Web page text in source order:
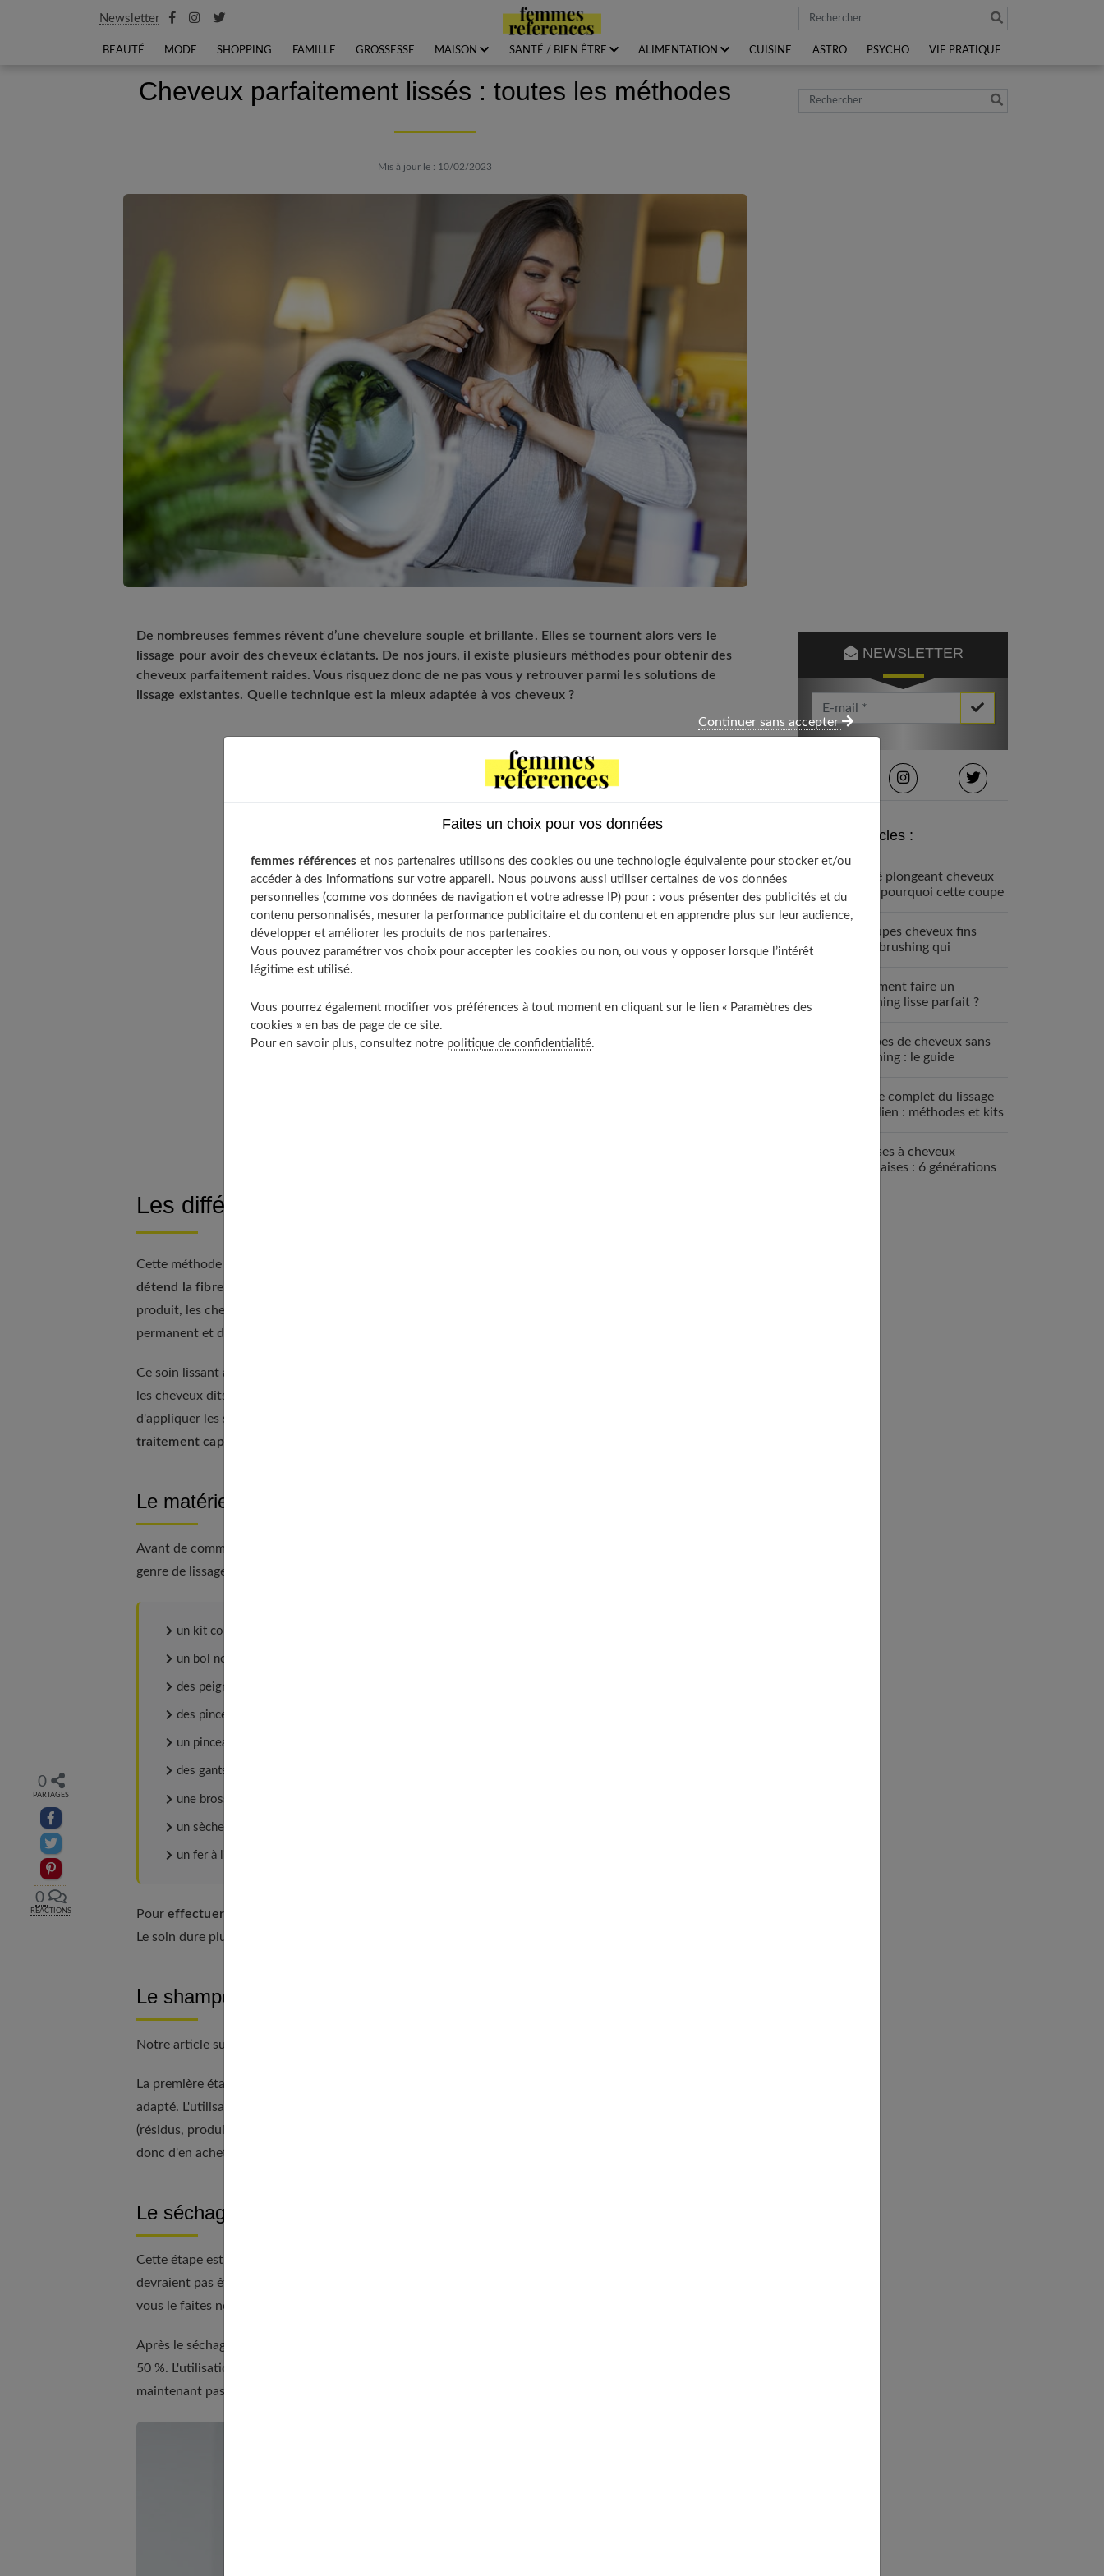
Newsletter Rechercher
BEAUTÉ MODE SHOPPING FAMILLE GROSSESSE MAISON SANTÉ / BIEN ÊTRE ALIMENTATION CUISINE ASTRO PSYCHO VIE PRATIQUE
Cheveux parfaitement lissés : toutes les méthodes
Mis à jour le : 10/02/2023
De nombreuses femmes rêvent d’une chevelure souple et brillante. Elles se tournent alors vers le
lissage pour avoir des cheveux éclatants. De nos jours, il existe plusieurs méthodes pour obtenir des
cheveux parfaitement raides. Vous risquez donc de ne pas vous y retrouver parmi les solutions de
lissage existantes. Quelle technique est la mieux adaptée à vos cheveux ?
0
PARTAGES
Partager sur facebook
Partager sur Twitter
Epingler sur Pinterest
0
RÉACTIONS
Le matériel pour réaliser un lissage brésilien
Le séchage
L’application du lissage brésilien
Le brushing et le lissage
Zoom sur la méthode japonaise
Le lissage au tanin, qu’est-ce que c’est ?
Le lissage français
Un nouveau soin dans le domaine : la méthode Luxter
Les différentes étapes du lissage brésilien
Cette méthode est considérée comme la star des lissages. Il s'agit d'
détend la fibre capillaire
produit, les cheveux sont disciplinés, souples, très doux et brillants. Le lissage brésilien est semi-
permanent et dure entre 3 et 5 mois.
Ce soin lissant à la kératine convient aux cheveux naturels, colorés ou méchés. Il est aussi parfait pour
les cheveux dits « vaporeux » ou « mousseux », car il lutte contre les frisottis et l'humidité. Évitez
d'appliquer les soins de
traitement capillaire à la maison
Le matériel pour réaliser un lissage brésilien
Avant de commencer l'opération, il est primordial d'avoir à disposition les outils indispensables pour ce
genre de lissage. Ainsi, vous devez vous équiper des accessoires suivants :
un kit complet de lissage brésilien,
un bol non métallique,
des peignes,
des pinces sépare-mèches non métalliques,
un pinceau,
des gants de protection,
une brosse à brushing,
un sèche-cheveux,
un fer à lisser.
Pour effectuer un lissage brésilien à la maison
Le soin dure plusieurs heures.
Le shampoing clarifiant
Notre article sur
La première étape de ce type de traitement capillaire est le nettoyage des cheveux avec un shampoing
adapté. L'utilisation d'un shampoing clarifiant est primordiale. Il assure un nettoyage parfait des cheveux
(résidus, produits coiffants…)
donc d'en acheter ainsi que tous les accessoires précités.
Le séchage
Cette étape est un peu plus compliquée, car une fois le shampoing clarifiant effectué, les cheveux ne
devraient pas être trop humides ou trop secs. Pour procéder au séchage, utilisez une serviette comme
vous le faites normalement. Lorsque vous sentez que l'eau du nettoyage ne coule plus, enlevez-la.
Après le séchage, vous devez attendre un peu avant de poursuivre. La chevelure doit sécher à environ
50 %. L'utilisation d'
maintenant passer à l'application du soin lissant.
Rechercher
NEWSLETTER
Votre Email *
Derniers articles :
Carré plongeant cheveux
fins : pourquoi cette coupe
7 coupes cheveux fins
sans brushing qui
Comment faire un
brushing lisse parfait ?
Coupes de cheveux sans
brushing : le guide
Guide complet du lissage
brésilien : méthodes et kits
Brosses à cheveux
françaises : 6 générations
Faites un choix pour vos données
femmes références et nos partenaires utilisons des cookies ou une technologie équivalente pour stocker et/ou
accéder à des informations sur votre appareil. Nous pouvons aussi utiliser certaines de vos données
personnelles (comme vos données de navigation et votre adresse IP) pour : vous présenter des publicités et du
contenu personnalisés, mesurer la performance publicitaire et du contenu et en apprendre plus sur leur audience,
développer et améliorer les produits de nos partenaires.
Vous pouvez paramétrer vos choix pour accepter les cookies ou non, ou vous y opposer lorsque l’intérêt
légitime est utilisé.
Vous pourrez également modifier vos préférences à tout moment en cliquant sur le lien « Paramètres des
cookies » en bas de page de ce site.
Pour en savoir plus, consultez notre politique de confidentialité.
Continuer sans accepter